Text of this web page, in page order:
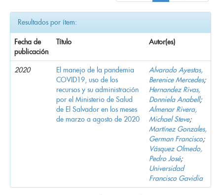
Resultados por ítem:
Fecha de
publicación
Título Autor(es)
2020
El manejo de la pandemia
COVID19, uso de los
recursos y su administración
por el Ministerio de Salud
de El Salvador en los meses
de marzo a agosto de 2020
Alvarado Ayestas,
Berenice Mercedes;
Hernandez Rivas,
Donniela Anabell;
Almenar Rivera,
Michael Steve;
Martínez Gonzales,
German Francisco;
Vásquez Olmedo,
Pedro José;
Universidad
Francisco Gavidia